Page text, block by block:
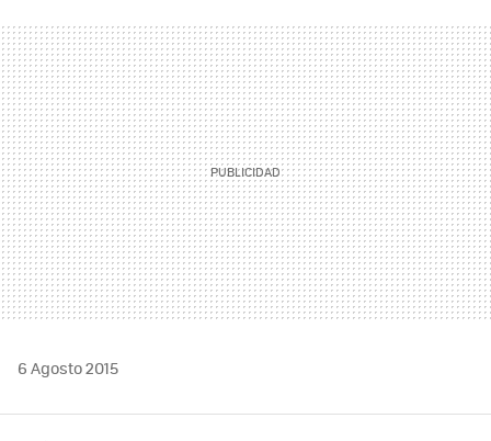
MAIL
6 Agosto 2015